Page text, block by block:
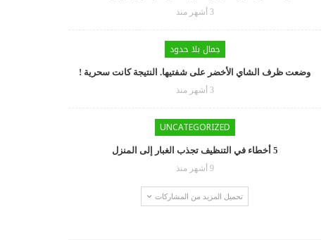
3 أشهر منذ
جمال بلا حدود
وضعت ظرف الشاي الأخضر على شفتيها. النتيجة كانت سحرية !
3 أشهر منذ
UNCATEGORIZED
5 أخطاء في التنظيف تجذب الغبار إلى المنزل
9 أشهر منذ
تحميل المزيد من المشاركات